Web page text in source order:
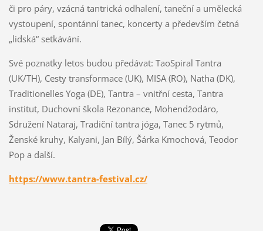
či pro páry, vzácná tantrická odhalení, taneční a umělecká
vystoupení, spontánní tanec, koncerty a především četná
„lidská“ setkávání.
Své poznatky letos budou předávat: TaoSpiral Tantra
(UK/TH), Cesty transformace (UK), MISA (RO), Natha (DK),
Traditionelles Yoga (DE), Tantra – vnitřní cesta, Tantra
institut, Duchovní škola Rezonance, Mohendžodáro,
Sdružení Nataraj, Tradiční tantra jóga, Tanec 5 rytmů,
Ženské kruhy, Kalyani, Jan Bílý, Šárka Kmochová, Teodor
Pop a další.
https://www.tantra-festival.cz/